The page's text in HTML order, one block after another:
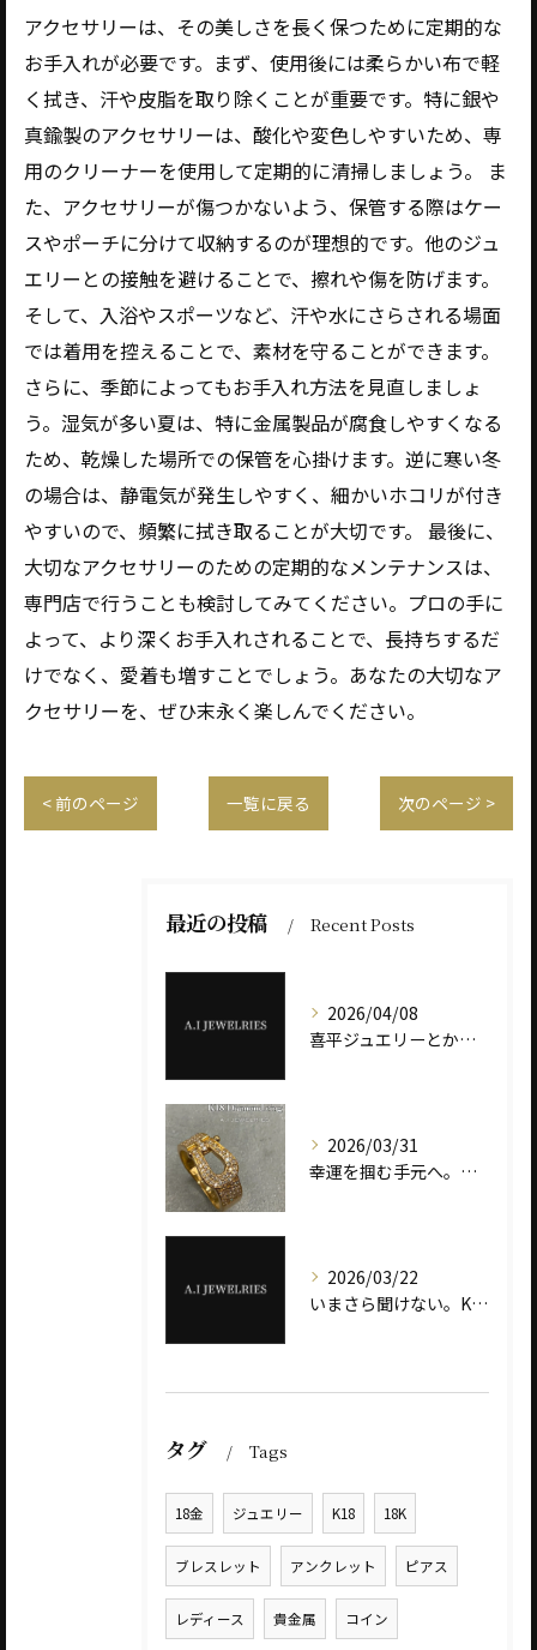
アクセサリーは、その美しさを長く保つために定期的な
お手入れが必要です。まず、使用後には柔らかい布で軽
く拭き、汗や皮脂を取り除くことが重要です。特に銀や
真鍮製のアクセサリーは、酸化や変色しやすいため、専
用のクリーナーを使用して定期的に清掃しましょう。 ま
た、アクセサリーが傷つかないよう、保管する際はケー
スやポーチに分けて収納するのが理想的です。他のジュ
エリーとの接触を避けることで、擦れや傷を防げます。
そして、入浴やスポーツなど、汗や水にさらされる場面
では着用を控えることで、素材を守ることができます。
さらに、季節によってもお手入れ方法を見直しましょ
う。湿気が多い夏は、特に金属製品が腐食しやすくなる
ため、乾燥した場所での保管を心掛けます。逆に寒い冬
の場合は、静電気が発生しやすく、細かいホコリが付き
やすいので、頻繁に拭き取ることが大切です。 最後に、
大切なアクセサリーのための定期的なメンテナンスは、
専門店で行うことも検討してみてください。プロの手に
よって、より深くお手入れされることで、長持ちするだ
けでなく、愛着も増すことでしょう。あなたの大切なア
クセサリーを、ぜひ末永く楽しんでください。
< 前のページ 一覧に戻る 次のページ >
最近の投稿 Recent Posts
2026/04/08
喜平ジュエリーとかけまして、税金とときます。 その心は――“重さ”が価値を決めます。
2026/03/31
幸運を掴む手元へ。ダイヤモンド ホースシューリング ― K18とプラチナ900で選ぶ、意味と輝き ―
2026/03/22
いまさら聞けない。K18とK24の違いとは？ ― ゴールドジュエリー選びで失敗しない基礎知識 ―
タグ Tags
18金 ジュエリー K18 18K
ブレスレット アンクレット ピアス
レディース 貴金属 コイン